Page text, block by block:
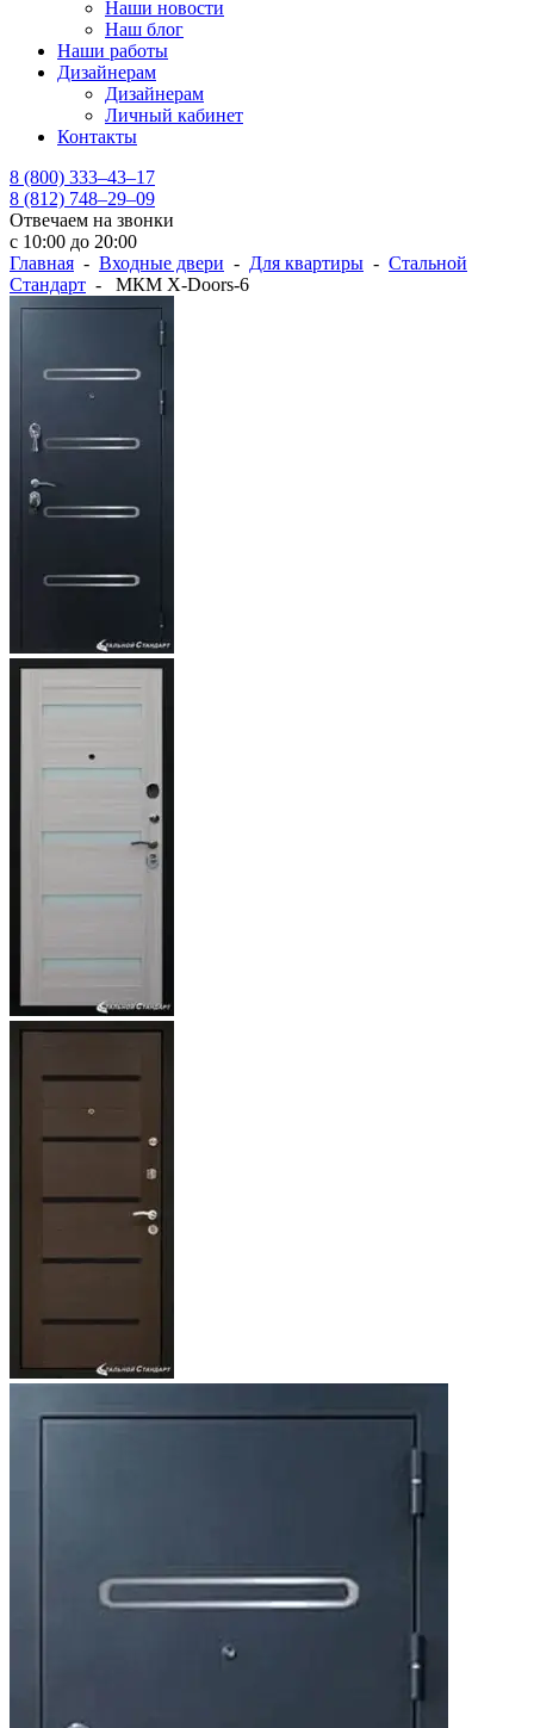
Наши новости
Наш блог
Наши работы
Дизайнерам
Дизайнерам
Личный кабинет
Контакты
8 (800) 333–43–17
8 (812) 748–29–09
Отвечаем на звонки
с 10:00 до 20:00
Главная - Входные двери - Для квартиры - Стальной
Стандарт - МКМ X-Doors-6